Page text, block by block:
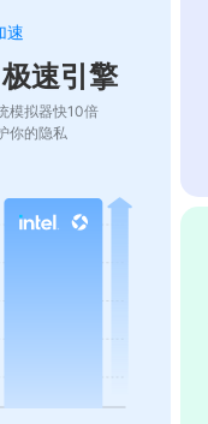
速
速引擎
模拟器快10倍
你的隐私